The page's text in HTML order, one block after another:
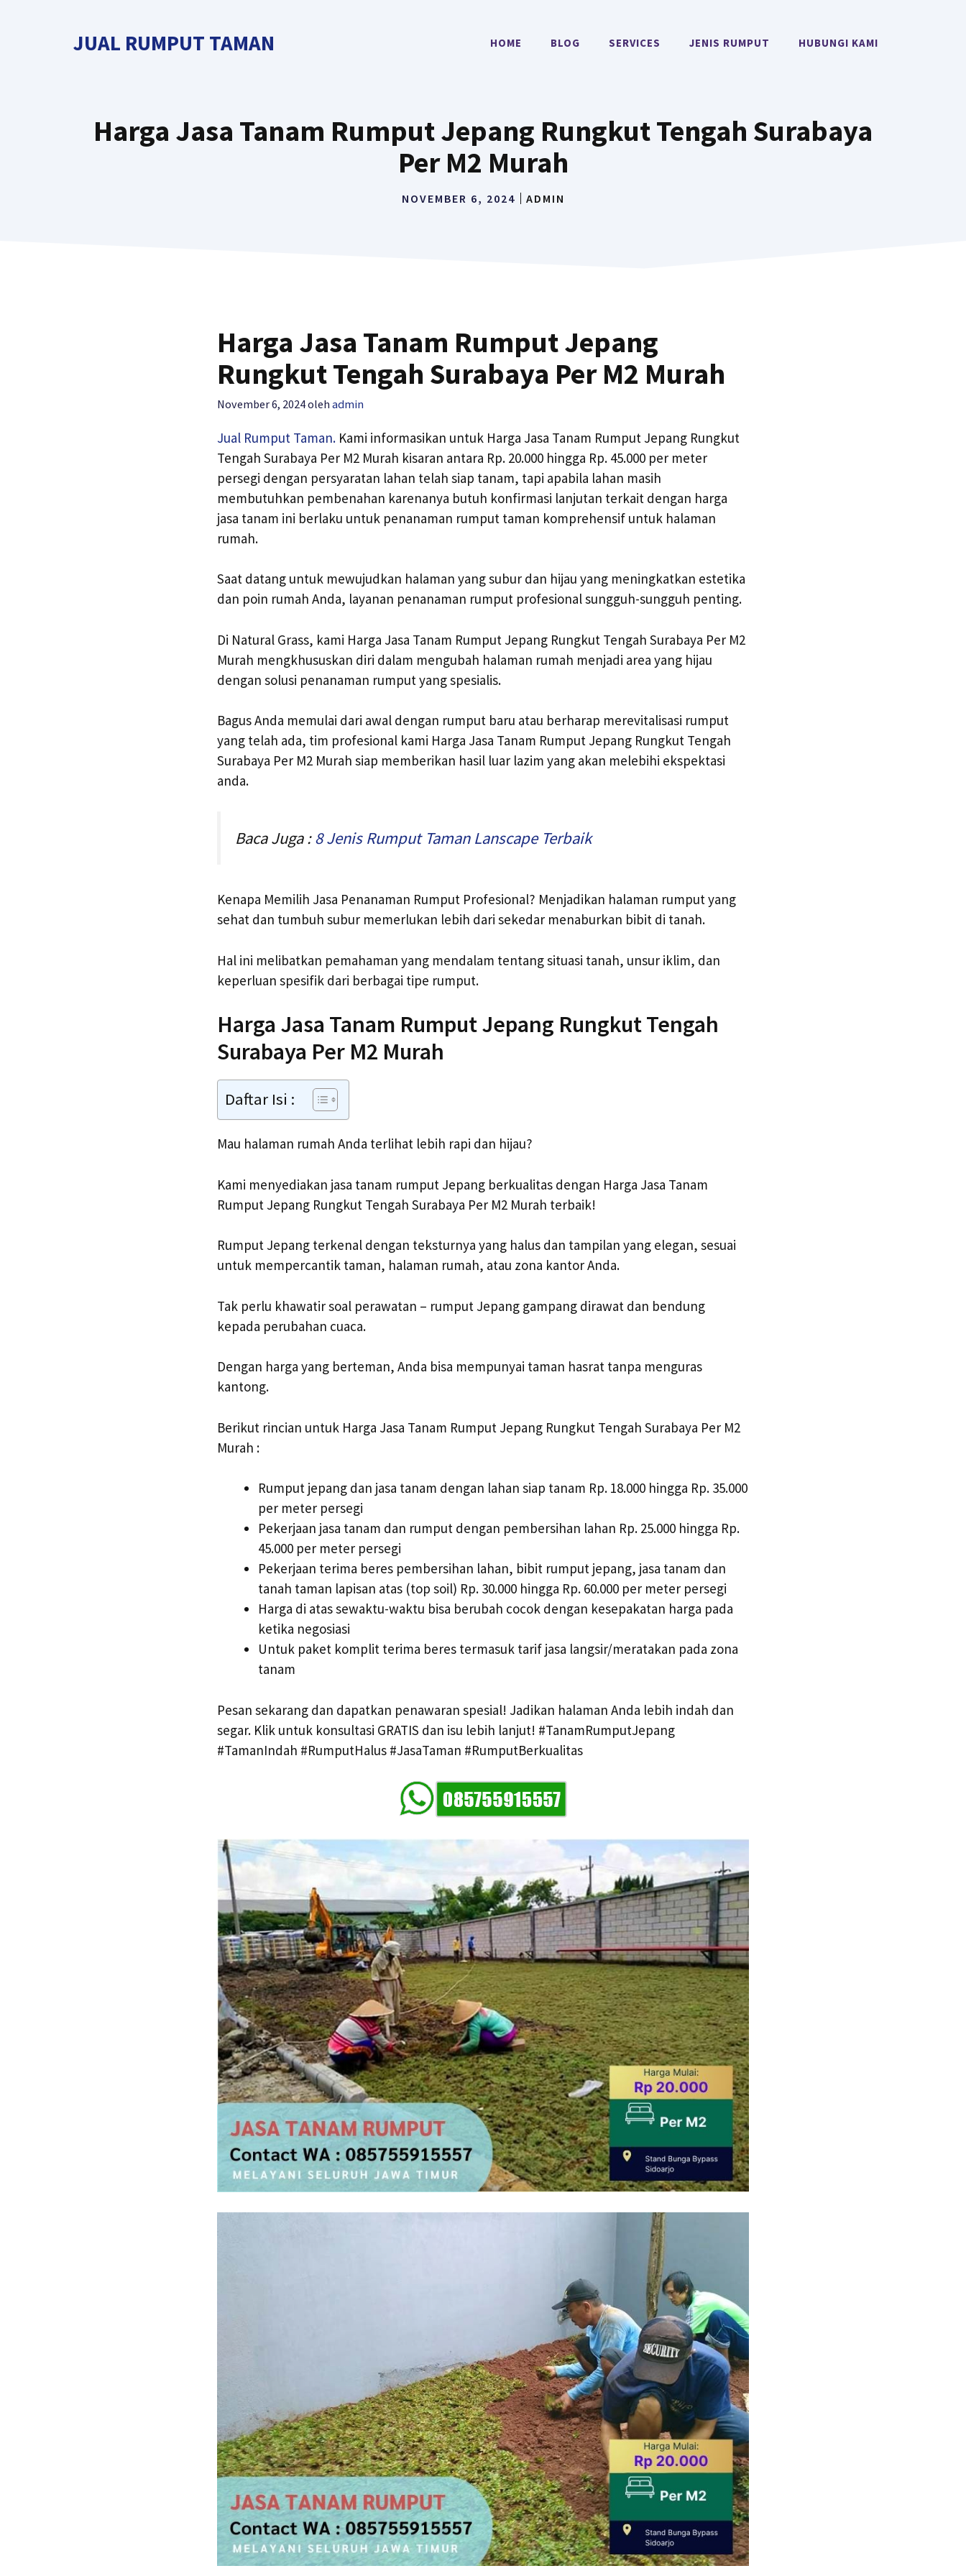
JUAL RUMPUT TAMAN HOME BLOG SERVICES JENIS RUMPUT HUBUNGI KAMI
Harga Jasa Tanam Rumput Jepang Rungkut Tengah Surabaya
Per M2 Murah
NOVEMBER 6, 2024 ADMIN
Harga Jasa Tanam Rumput Jepang
Rungkut Tengah Surabaya Per M2 Murah
November 6, 2024oleh admin
Jual Rumput Taman. Kami informasikan untuk Harga Jasa Tanam Rumput Jepang Rungkut
Tengah Surabaya Per M2 Murah kisaran antara Rp. 20.000 hingga Rp. 45.000 per meter
persegi dengan persyaratan lahan telah siap tanam, tapi apabila lahan masih
membutuhkan pembenahan karenanya butuh konfirmasi lanjutan terkait dengan harga
jasa tanam ini berlaku untuk penanaman rumput taman komprehensif untuk halaman
rumah.
Saat datang untuk mewujudkan halaman yang subur dan hijau yang meningkatkan estetika
dan poin rumah Anda, layanan penanaman rumput profesional sungguh-sungguh penting.
Di Natural Grass, kami Harga Jasa Tanam Rumput Jepang Rungkut Tengah Surabaya Per M2
Murah mengkhususkan diri dalam mengubah halaman rumah menjadi area yang hijau
dengan solusi penanaman rumput yang spesialis.
Bagus Anda memulai dari awal dengan rumput baru atau berharap merevitalisasi rumput
yang telah ada, tim profesional kami Harga Jasa Tanam Rumput Jepang Rungkut Tengah
Surabaya Per M2 Murah siap memberikan hasil luar lazim yang akan melebihi ekspektasi
anda.
Baca Juga :8 Jenis Rumput Taman Lanscape Terbaik
Kenapa Memilih Jasa Penanaman Rumput Profesional? Menjadikan halaman rumput yang
sehat dan tumbuh subur memerlukan lebih dari sekedar menaburkan bibit di tanah.
Hal ini melibatkan pemahaman yang mendalam tentang situasi tanah, unsur iklim, dan
keperluan spesifik dari berbagai tipe rumput.
Harga Jasa Tanam Rumput Jepang Rungkut Tengah
Surabaya Per M2 Murah
Daftar Isi :
Mau halaman rumah Anda terlihat lebih rapi dan hijau?
Kami menyediakan jasa tanam rumput Jepang berkualitas dengan Harga Jasa Tanam
Rumput Jepang Rungkut Tengah Surabaya Per M2 Murah terbaik!
Rumput Jepang terkenal dengan teksturnya yang halus dan tampilan yang elegan, sesuai
untuk mempercantik taman, halaman rumah, atau zona kantor Anda.
Tak perlu khawatir soal perawatan – rumput Jepang gampang dirawat dan bendung
kepada perubahan cuaca.
Dengan harga yang berteman, Anda bisa mempunyai taman hasrat tanpa menguras
kantong.
Berikut rincian untuk Harga Jasa Tanam Rumput Jepang Rungkut Tengah Surabaya Per M2
Murah :
Rumput jepang dan jasa tanam dengan lahan siap tanam Rp. 18.000 hingga Rp. 35.000
per meter persegi
Pekerjaan jasa tanam dan rumput dengan pembersihan lahan Rp. 25.000 hingga Rp.
45.000 per meter persegi
Pekerjaan terima beres pembersihan lahan, bibit rumput jepang, jasa tanam dan
tanah taman lapisan atas (top soil) Rp. 30.000 hingga Rp. 60.000 per meter persegi
Harga di atas sewaktu-waktu bisa berubah cocok dengan kesepakatan harga pada
ketika negosiasi
Untuk paket komplit terima beres termasuk tarif jasa langsir/meratakan pada zona
tanam
Pesan sekarang dan dapatkan penawaran spesial! Jadikan halaman Anda lebih indah dan
segar. Klik untuk konsultasi GRATIS dan isu lebih lanjut! #TanamRumputJepang
#TamanIndah #RumputHalus #JasaTaman #RumputBerkualitas